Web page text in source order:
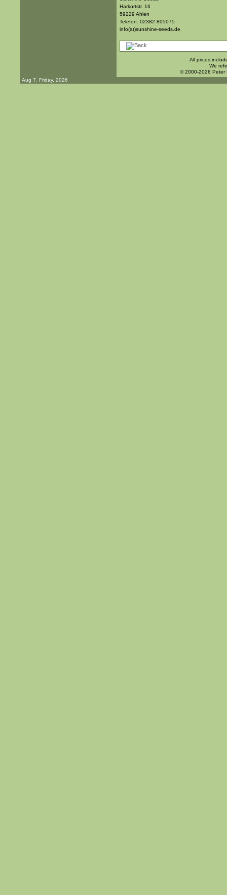
Harkortstr. 16
59229 Ahlen
Telefon: 02382 805075
info(at)sunshine-seeds.de
All prices
We
© 2000-2026 Peter
Aug 7. Friday, 2026